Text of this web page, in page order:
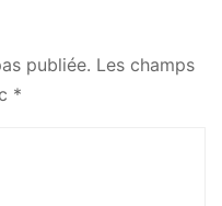
publiée. Les champs
*